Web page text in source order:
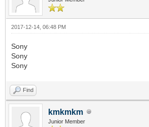
2017-12-14, 06:48 PM
Sony
Sony
Sony
Find
kmkmkm
Junior Member